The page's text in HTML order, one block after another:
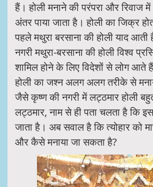
हैं। होली मनाने की परंपरा और रिवाज
अंतर पाया जाता है। होली का जिक्र
पहले मथुरा बरसाना की होली याद
नगरी मथुरा-बरसाना की होली विश्व
शामिल होने के लिए विदेशों से लोग आते
होली का जश्न अलग अलग तरीके से
जैसे कृष्ण की नगरी में लट्ठमार होली
लट्ठमार, नाम से ही पता चलता है कि
जाता है। अब सवाल है कि त्योहार को
और कैसे मनाया जा सकता है?